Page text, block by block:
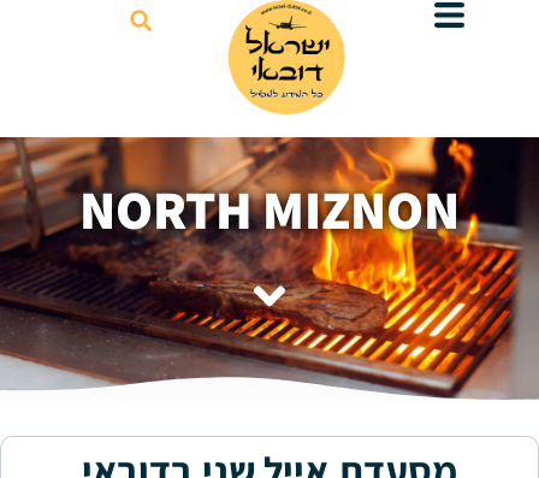
NORTH MIZNON